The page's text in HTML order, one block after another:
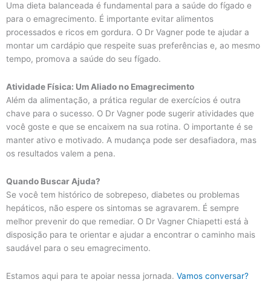
Uma dieta balanceada é fundamental para a saúde do fígado e
para o emagrecimento. É importante evitar alimentos
processados e ricos em gordura. O Dr Vagner pode te ajudar a
montar um cardápio que respeite suas preferências e, ao mesmo
tempo, promova a saúde do seu fígado.
Atividade Física: Um Aliado no Emagrecimento
Além da alimentação, a prática regular de exercícios é outra
chave para o sucesso. O Dr Vagner pode sugerir atividades que
você goste e que se encaixem na sua rotina. O importante é se
manter ativo e motivado. A mudança pode ser desafiadora, mas
os resultados valem a pena.
Quando Buscar Ajuda?
Se você tem histórico de sobrepeso, diabetes ou problemas
hepáticos, não espere os sintomas se agravarem. É sempre
melhor prevenir do que remediar. O Dr Vagner Chiapetti está à
disposição para te orientar e ajudar a encontrar o caminho mais
saudável para o seu emagrecimento.
Estamos aqui para te apoiar nessa jornada. Vamos conversar?